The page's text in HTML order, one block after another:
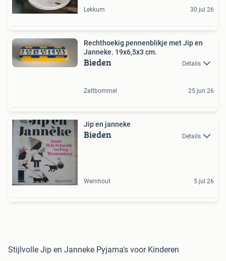
Lekkum 30 jul 26
Rechthoekig pennenblikje met Jip en
Janneke. 19x6,5x3 cm.
Bieden Details
Zaltbommel 25 jun 26
Jip en janneke
Bieden Details
Wernhout 5 jul 26
Stijlvolle Jip en Janneke Pyjama's voor Kinderen